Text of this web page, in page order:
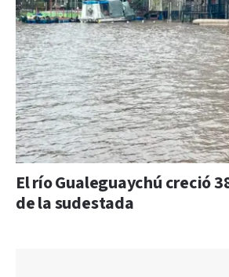
El río Gualeguaychú creció
de la sudestada